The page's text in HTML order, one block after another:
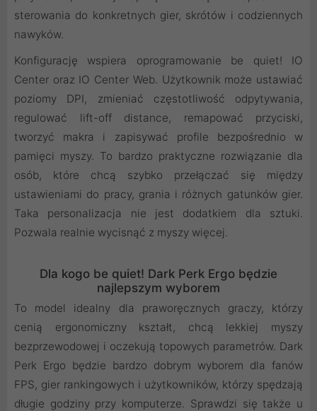
sterowania do konkretnych gier, skrótów i codziennych
nawyków.
Konfigurację wspiera oprogramowanie be quiet! IO
Center oraz IO Center Web. Użytkownik może ustawiać
poziomy DPI, zmieniać częstotliwość odpytywania,
regulować lift-off distance, remapować przyciski,
tworzyć makra i zapisywać profile bezpośrednio w
pamięci myszy. To bardzo praktyczne rozwiązanie dla
osób, które chcą szybko przełączać się między
ustawieniami do pracy, grania i różnych gatunków gier.
Taka personalizacja nie jest dodatkiem dla sztuki.
Pozwala realnie wycisnąć z myszy więcej.
Dla kogo be quiet! Dark Perk Ergo będzie
najlepszym wyborem
To model idealny dla praworęcznych graczy, którzy
cenią ergonomiczny kształt, chcą lekkiej myszy
bezprzewodowej i oczekują topowych parametrów. Dark
Perk Ergo będzie bardzo dobrym wyborem dla fanów
FPS, gier rankingowych i użytkowników, którzy spędzają
długie godziny przy komputerze. Sprawdzi się także u